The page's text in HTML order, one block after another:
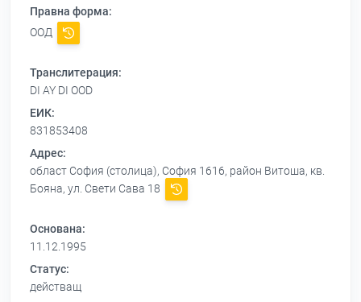
Правна форма:
ООД
Транслитерация:
DI AY DI OOD
ЕИК:
831853408
Адрес:
област София (столица), София 1616, район Витоша, кв.
Бояна, ул. Свети Сава 18
Основана:
11.12.1995
Статус:
действащ